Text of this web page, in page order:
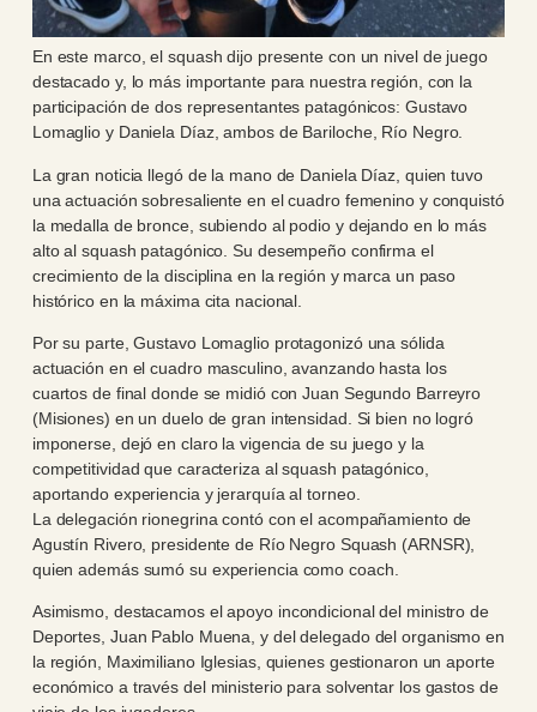
En este marco, el squash dijo presente con un nivel de juego
destacado y, lo más importante para nuestra región, con la
participación de dos representantes patagónicos: Gustavo
Lomaglio y Daniela Díaz, ambos de Bariloche, Río Negro.
La gran noticia llegó de la mano de Daniela Díaz, quien tuvo
una actuación sobresaliente en el cuadro femenino y conquistó
la medalla de bronce, subiendo al podio y dejando en lo más
alto al squash patagónico. Su desempeño confirma el
crecimiento de la disciplina en la región y marca un paso
histórico en la máxima cita nacional.
Por su parte, Gustavo Lomaglio protagonizó una sólida
actuación en el cuadro masculino, avanzando hasta los
cuartos de final donde se midió con Juan Segundo Barreyro
(Misiones) en un duelo de gran intensidad. Si bien no logró
imponerse, dejó en claro la vigencia de su juego y la
competitividad que caracteriza al squash patagónico,
aportando experiencia y jerarquía al torneo.
La delegación rionegrina contó con el acompañamiento de
Agustín Rivero, presidente de Río Negro Squash (ARNSR),
quien además sumó su experiencia como coach.
Asimismo, destacamos el apoyo incondicional del ministro de
Deportes, Juan Pablo Muena, y del delegado del organismo en
la región, Maximiliano Iglesias, quienes gestionaron un aporte
económico a través del ministerio para solventar los gastos de